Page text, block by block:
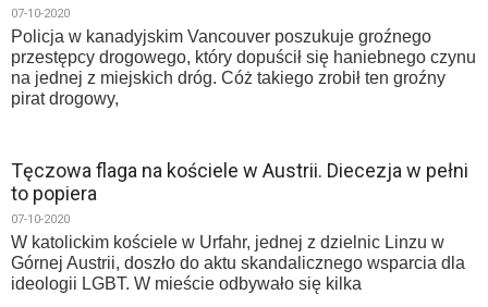
07-10-2020
Policja w kanadyjskim Vancouver poszukuje groźnego
przestępcy drogowego, który dopuścił się haniebnego czynu
na jednej z miejskich dróg. Cóż takiego zrobił ten groźny
pirat drogowy,
Tęczowa flaga na kościele w Austrii. Diecezja w pełni
to popiera
07-10-2020
W katolickim kościele w Urfahr, jednej z dzielnic Linzu w
Górnej Austrii, doszło do aktu skandalicznego wsparcia dla
ideologii LGBT. W mieście odbywało się kilka